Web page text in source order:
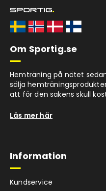
Om Sportig.se
Hemträning på nätet
sälja
att för den sakens skull
Läs mer här
Information
Kundservice